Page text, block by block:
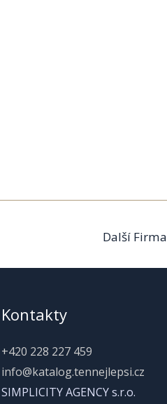
Další Firma
Kontakty
+420 228 227 459
info@katalog.tennejlepsi.cz
SIMPLICITY AGENCY s.r.o.